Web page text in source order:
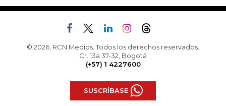
© 2026, RCN Medios. Todos los derechos reservados.
Cr. 13a 37-32, Bogotá
(+57) 1 4227600
SUSCRÍBASE